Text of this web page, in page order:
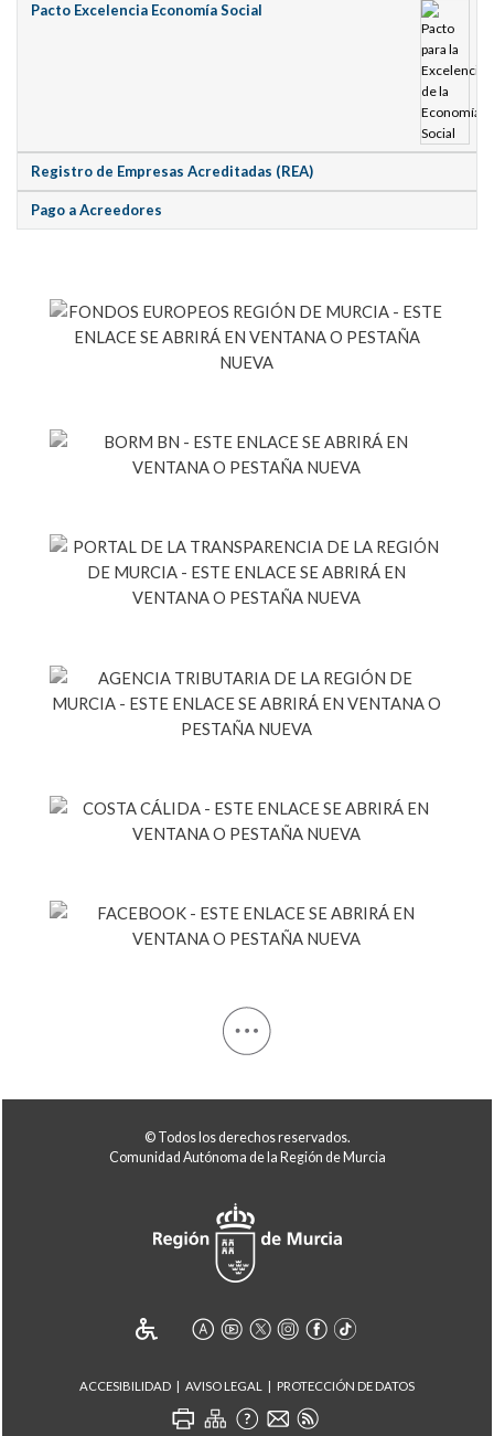
Pacto Excelencia Economía Social
Registro de Empresas Acreditadas (REA)
Pago a Acreedores
© Todos los derechos reservados.
Comunidad Autónoma de la Región de Murcia
ACCESIBILIDAD AVISO LEGAL PROTECCIÓN DE DATOS